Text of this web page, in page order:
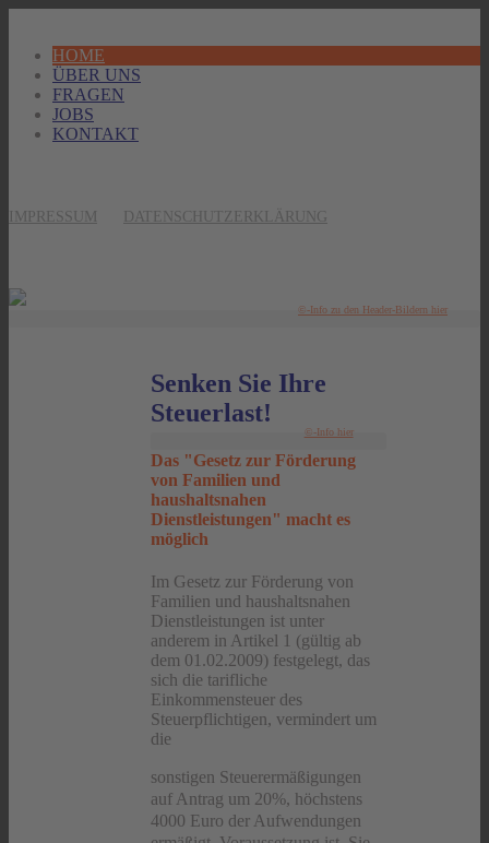
HOME
ÜBER UNS
FRAGEN
JOBS
KONTAKT
IMPRESSUM DATENSCHUTZERKLÄRUNG
©-Info zu den Header-Bildern hier
Senken Sie Ihre
Steuerlast!
©-Info hier
Das "Gesetz zur Förderung
von Familien und
haushaltsnahen
Dienstleistungen" macht es
möglich
Im Gesetz zur Förderung von
Familien und haushaltsnahen
Dienstleistungen ist unter
anderem in Artikel 1 (gültig ab
dem 01.02.2009) festgelegt, das
sich die tarifliche
Einkommensteuer des
Steuerpflichtigen, vermindert um
die
sonstigen Steuerermäßigungen
auf Antrag um 20%, höchstens
4000 Euro der Aufwendungen